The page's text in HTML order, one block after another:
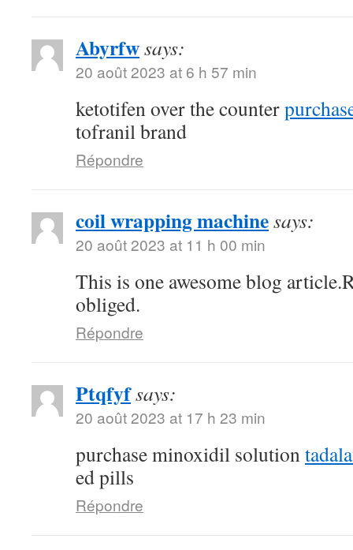
Abyrfwsays:
20 août 2023 at 6 h 57 min
ketotifen over the counter
tofranil brand
Répondre
coil wrapping machinesays:
20 août 2023 at 11 h 00 min
This is one awesome blog
obliged.
Répondre
Ptqfyfsays:
20 août 2023 at 17 h 23 min
purchase minoxidil solution
ed pills
Répondre